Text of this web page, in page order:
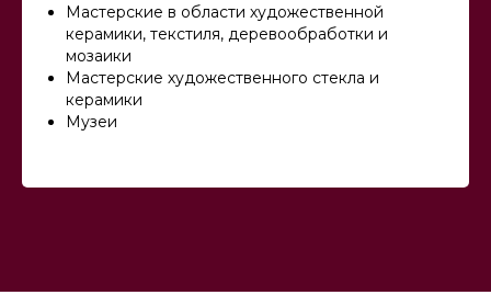
Мастерские в области художественной
керамики, текстиля, деревообработки и
мозаики
Мастерские художественного стекла и
керамики
Музеи